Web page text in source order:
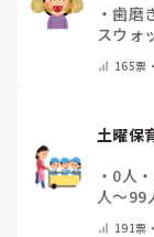
・歯磨
スウォ
の他(コ
165票
土曜保
・ 0人 ・
人～99
191票